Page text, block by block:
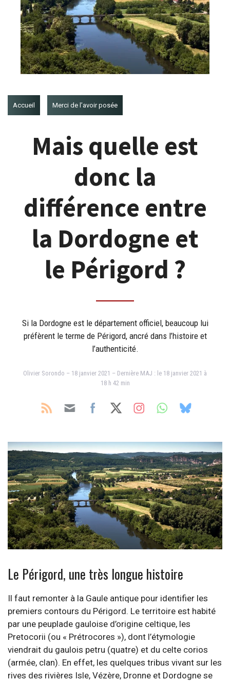
Accueil Merci de l’avoir posée
Mais quelle est
donc la
différence entre
la Dordogne et
le Périgord ?
Si la Dordogne est le département officiel, beaucoup lui
préfèrent le terme de Périgord, ancré dans l’histoire et
l’authenticité.
Olivier Sorondo – 18 janvier 2021 – Dernière MAJ : le 18 janvier 2021 à
18 h 42 min
Le Périgord, une très longue histoire
Il faut remonter à la Gaule antique pour identifier les
premiers contours du Périgord. Le territoire est habité
par une peuplade gauloise d’origine celtique, les
Pretocorii (ou « Prétrocores »), dont l’étymologie
viendrait du gaulois petru (quatre) et du celte corios
(armée, clan). En effet, les quelques tribus vivant sur les
rives des rivières Isle, Vézère, Dronne et Dordogne se